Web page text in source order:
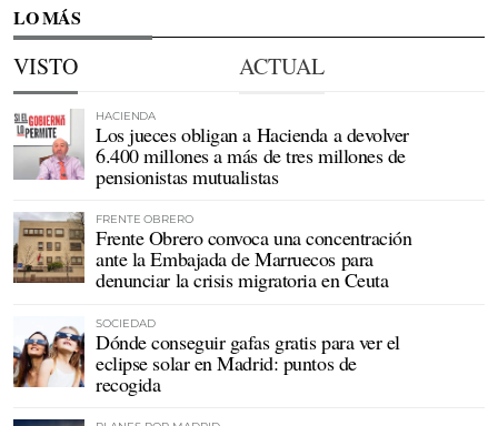
LO MÁS
VISTO ACTUAL
HACIENDA
Los jueces obligan a Hacienda a devolver
6.400 millones a más de tres millones de
pensionistas mutualistas
FRENTE OBRERO
Frente Obrero convoca una concentración
ante la Embajada de Marruecos para
denunciar la crisis migratoria en Ceuta
SOCIEDAD
Dónde conseguir gafas gratis para ver el
eclipse solar en Madrid: puntos de
recogida